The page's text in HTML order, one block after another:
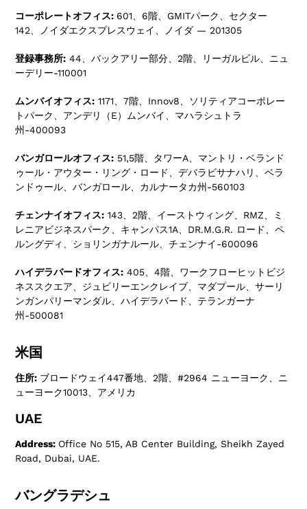
コーポレートオフィス: 601、6階、GMITパーク、セクター
142、ノイダエクスプレスウェイ、ノイダ — 201305
登録事務所: 44、バックアリー部分、2階、リーガルビル、ニュ
ーデリー-110001
ムンバイオフィス: 1171、7階、Innov8、ソリティアコーポレー
トパーク、アンデリ（E）ムンバイ、マハラシュトラ
州-400093
バンガロールオフィス: 51,5階、タワーA、マントリ・ベランド
ゥール・アウター・リング・ロード、デバラビサナハリ、ベラ
ンドゥール、バンガロール、カルナータカ州-560103
チェンナイオフィス: 143、2階、イーストウィング、RMZ、ミ
レニアビジネスパーク、キャンパス1A、DR.M.G.R. ロード、ペ
ルングディ、ショリンガナルール、チェンナイ-600096
ハイデラバードオフィス: 405、4階、ワークフローヒットビジ
ネススクエア、ジュビリーエンクレイブ、マダプール、サーリ
ンガンパリーマンダル、ハイデラバード、テランガーナ
州-500081
米国
住所: ブロードウェイ447番地、2階、#2964 ニューヨーク、ニ
ューヨーク10013、アメリカ
UAE
Address: Office No 515, AB Center Building, Sheikh Zayed
Road, Dubai, UAE.
バングラデシュ